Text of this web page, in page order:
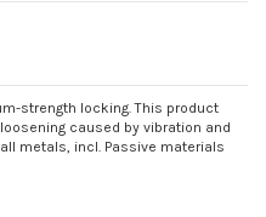
strength locking. This product
caused by vibration and
metals, incl. Passive materials